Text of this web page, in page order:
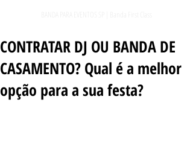
CONTRATAR DJ OU BANDA DE
CASAMENTO? Qual é a melhor
opção para a sua festa?